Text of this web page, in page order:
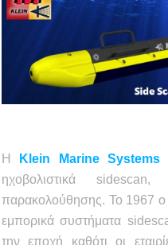
H Klein Marine Systems
ηχοβολιστικά
παρακολούθησης. Το 1967
εμπορικά συστήματα
την εποχή καθότι οι